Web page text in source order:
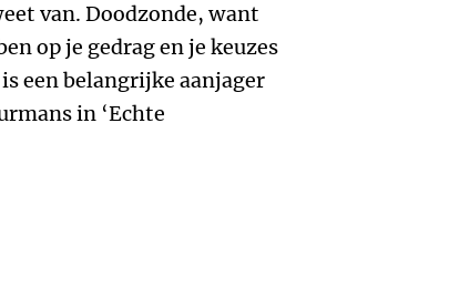
van. Doodzonde, want
op je gedrag en je keuzes
een belangrijke aanjager
in ‘Echte